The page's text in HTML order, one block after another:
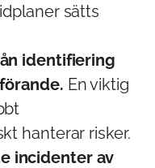
sätts
identifiering
En viktig
hanterar risker.
incidenter av